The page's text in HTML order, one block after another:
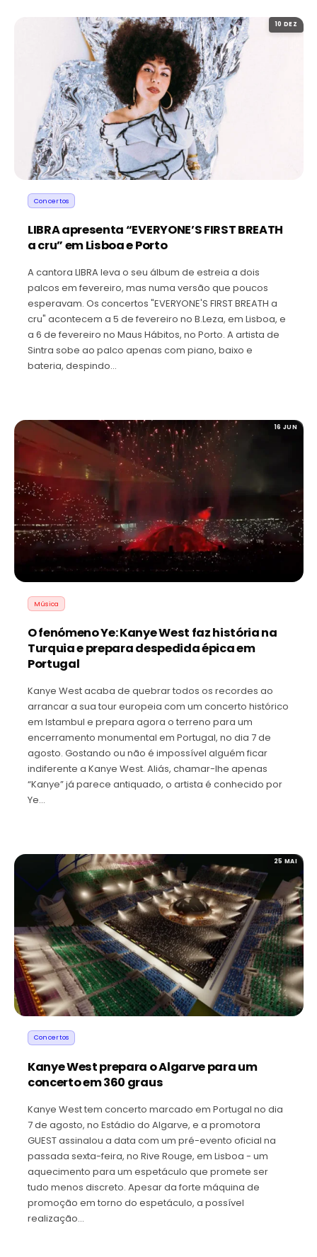
10 DEZ
Concertos
LIBRA apresenta “EVERYONE’S FIRST BREATH
a cru” em Lisboa e Porto
A cantora LIBRA leva o seu álbum de estreia a dois
palcos em fevereiro, mas numa versão que poucos
esperavam. Os concertos "EVERYONE'S FIRST BREATH a
cru" acontecem a 5 de fevereiro no B.Leza, em Lisboa, e
a 6 de fevereiro no Maus Hábitos, no Porto. A artista de
Sintra sobe ao palco apenas com piano, baixo e
bateria, despindo…
16 JUN
Música
O fenómeno Ye: Kanye West faz história na
Turquia e prepara despedida épica em
Portugal
Kanye West acaba de quebrar todos os recordes ao
arrancar a sua tour europeia com um concerto histórico
em Istambul e prepara agora o terreno para um
encerramento monumental em Portugal, no dia 7 de
agosto. Gostando ou não é impossível alguém ficar
indiferente a Kanye West. Aliás, chamar-lhe apenas
“Kanye” já parece antiquado, o artista é conhecido por
Ye…
25 MAI
Concertos
Kanye West prepara o Algarve para um
concerto em 360 graus
Kanye West tem concerto marcado em Portugal no dia
7 de agosto, no Estádio do Algarve, e a promotora
GUEST assinalou a data com um pré-evento oficial na
passada sexta-feira, no Rive Rouge, em Lisboa - um
aquecimento para um espetáculo que promete ser
tudo menos discreto. Apesar da forte máquina de
promoção em torno do espetáculo, a possível
realização…